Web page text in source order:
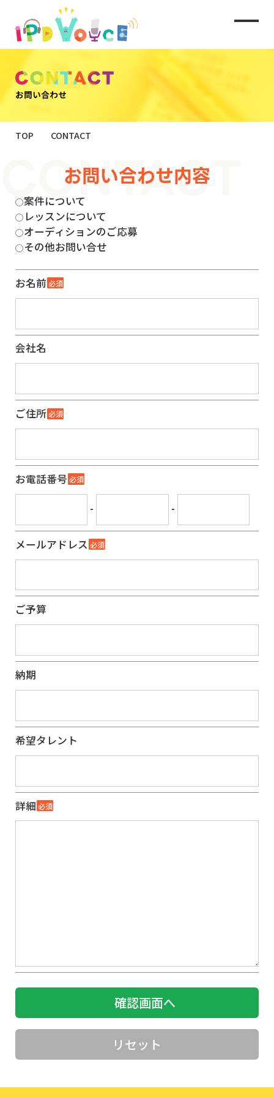
TOP CONTACT
お問い合わせ内容
案件について
レッスンについて
オーディションのご応募
その他お問い合せ
お名前 必須
会社名
ご住所必須
お電話番号 必須
- -
メールアドレス 必須
ご予算
納期
希望タレント
詳細 必須
確認画面へ
リセット